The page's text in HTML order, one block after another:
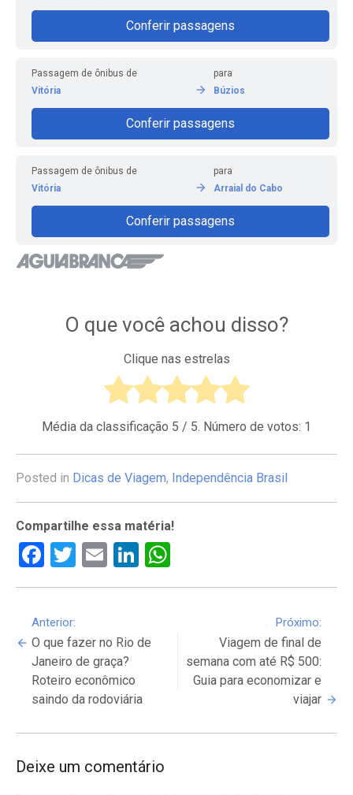
Conferir passagens
Passagem de ônibus de
Vitória
para
Búzios
Conferir passagens
Passagem de ônibus de
Vitória
para
Arraial do Cabo
Conferir passagens
O que você achou disso?
Clique nas estrelas
Média da classificação 5 / 5. Número de votos: 1
Posted in Dicas de Viagem, Independência Brasil
Compartilhe essa matéria!
Facebook
Twitter
EmailLinkedIn
Continue
Reading
Anterior:
O que fazer no Rio de
Janeiro de graça?
Roteiro econômico
saindo da rodoviária
Próximo:
Viagem de final de
semana com até R$ 500:
Guia para economizar e
viajar
Deixe um comentário